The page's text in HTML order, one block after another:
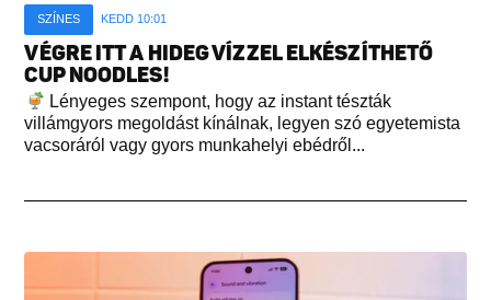
SZÍNES KEDD 10:01
VÉGRE ITT A HIDEG VÍZZEL ELKÉSZÍTHETŐ
CUP NOODLES!
Lényeges szempont, hogy az instant tészták
villámgyors megoldást kínálnak, legyen szó egyetemista
vacsoráról vagy gyors munkahelyi ebédről...